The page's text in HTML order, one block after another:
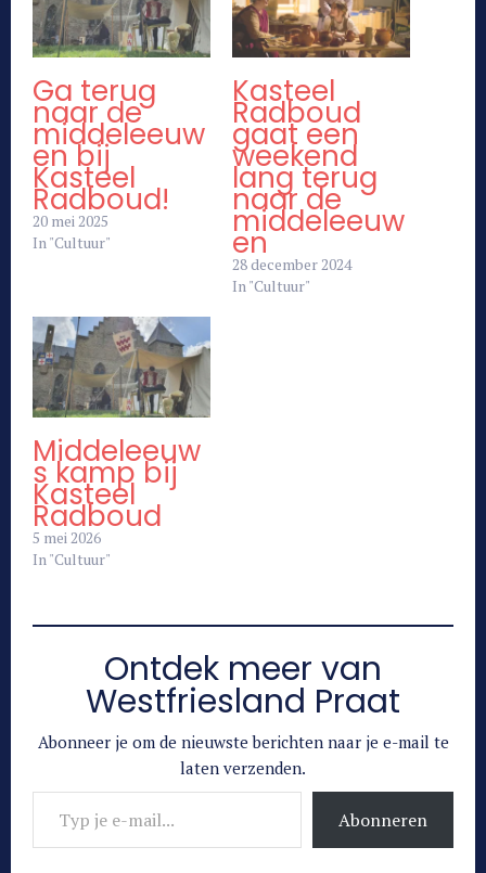
Ga terug
naar de
middeleeuw
en bij
Kasteel
Radboud!
20 mei 2025
In "Cultuur"
Kasteel
Radboud
gaat een
weekend
lang terug
naar de
middeleeuw
en
28 december 2024
In "Cultuur"
Middeleeuw
s kamp bij
Kasteel
Radboud
5 mei 2026
In "Cultuur"
Ontdek meer van
Westfriesland Praat
Abonneer je om de nieuwste berichten naar je e-mail te
laten verzenden.
Typ je e-mail...
Abonneren